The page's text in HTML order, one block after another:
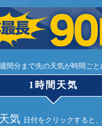
間分まで先の天気が時間ごと
1時間天気
気 日付をクリックすると